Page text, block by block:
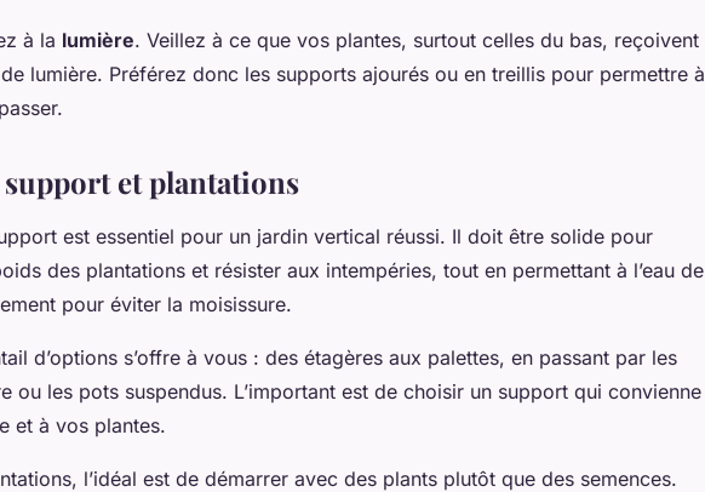
à la lumière. Veillez à ce que vos plantes, surtout celles du bas, reçoivent
lumière. Préférez donc les supports ajourés ou en treillis pour permettre à
et plantations
est essentiel pour un jardin vertical réussi. Il doit être solide pour
des plantations et résister aux intempéries, tout en permettant à l’eau de
pour éviter la moisissure.
d’options s’offre à vous : des étagères aux palettes, en passant par les
ou les pots suspendus. L’important est de choisir un support qui convienne
et à vos plantes.
l’idéal est de démarrer avec des plants plutôt que des semences.